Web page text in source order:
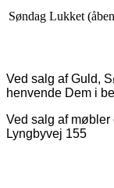
Søndag Lukket
Ved salg af Guld,
henvende Dem i
Ved salg af
Lyngbyvej 155